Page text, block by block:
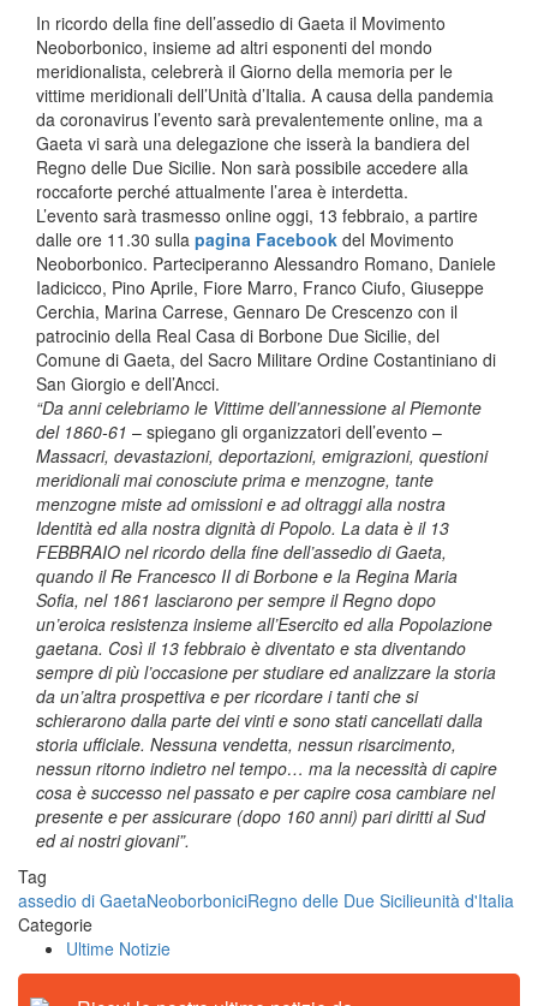
In ricordo della fine dell’assedio di Gaeta il Movimento
Neoborbonico, insieme ad altri esponenti del mondo
meridionalista, celebrerà il Giorno della memoria per le
vittime meridionali dell’Unità d’Italia. A causa della pandemia
da coronavirus l’evento sarà prevalentemente online, ma a
Gaeta vi sarà una delegazione che isserà la bandiera del
Regno delle Due Sicilie. Non sarà possibile accedere alla
roccaforte perché attualmente l’area è interdetta.
L’evento sarà trasmesso online oggi, 13 febbraio, a partire
dalle ore 11.30 sulla pagina Facebook del Movimento
Neoborbonico. Parteciperanno Alessandro Romano, Daniele
Iadicicco, Pino Aprile, Fiore Marro, Franco Ciufo, Giuseppe
Cerchia, Marina Carrese, Gennaro De Crescenzo con il
patrocinio della Real Casa di Borbone Due Sicilie, del
Comune di Gaeta, del Sacro Militare Ordine Costantiniano di
San Giorgio e dell’Ancci.
“Da anni celebriamo le Vittime dell’annessione al Piemonte
del 1860-61 – spiegano gli organizzatori dell’evento –
Massacri, devastazioni, deportazioni, emigrazioni, questioni
meridionali mai conosciute prima e menzogne, tante
menzogne miste ad omissioni e ad oltraggi alla nostra
Identità ed alla nostra dignità di Popolo. La data è il 13
FEBBRAIO nel ricordo della fine dell’assedio di Gaeta,
quando il Re Francesco II di Borbone e la Regina Maria
Sofia, nel 1861 lasciarono per sempre il Regno dopo
un’eroica resistenza insieme all’Esercito ed alla Popolazione
gaetana. Così il 13 febbraio è diventato e sta diventando
sempre di più l’occasione per studiare ed analizzare la storia
da un’altra prospettiva e per ricordare i tanti che si
schierarono dalla parte dei vinti e sono stati cancellati dalla
storia ufficiale. Nessuna vendetta, nessun risarcimento,
nessun ritorno indietro nel tempo… ma la necessità di capire
cosa è successo nel passato e per capire cosa cambiare nel
presente e per assicurare (dopo 160 anni) pari diritti al Sud
ed ai nostri giovani”.
Tag
assedio di GaetaNeoborboniciRegno delle Due Sicilieunità d'Italia
Categorie
Ultime Notizie